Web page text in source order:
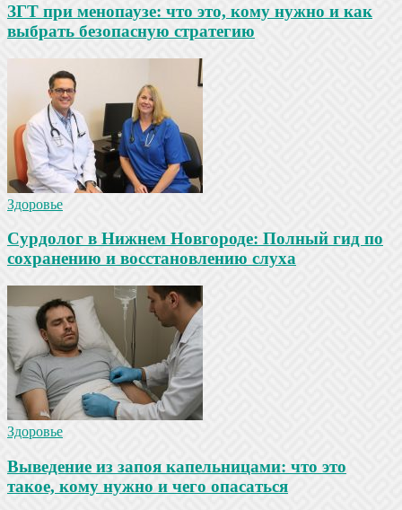
ЗГТ при менопаузе: что это, кому нужно и как
выбрать безопасную стратегию
Здоровье
Сурдолог в Нижнем Новгороде: Полный гид по
сохранению и восстановлению слуха
Здоровье
Выведение из запоя капельницами: что это
такое, кому нужно и чего опасаться